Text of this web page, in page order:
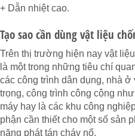
+ Dẫn nhiệt cao.
Tạo sao cần dùng vật liệu
Trên thị trường hiện nay vật
là một trong những tiêu chí
các công trình dân dụng, nhà
trọng, công trình công cộng
máy hay là các khu công
phận cần thiết cho một số sản
năng phát tán cháy nổ.